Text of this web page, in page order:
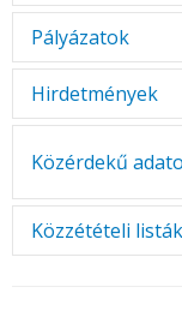
Jelenleg nincsenek
anyagok.
Pályázatok
Az Országos
felhívása.
Hirdetmények
Közérdekű
Közzétételi listák